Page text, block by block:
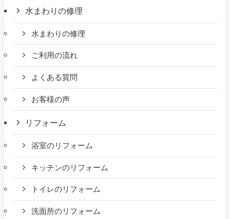
水まわりの修理
水まわりの修理
ご利用の流れ
よくある質問
お客様の声
リフォーム
浴室のリフォーム
キッチンのリフォーム
トイレのリフォーム
洗面所のリフォーム